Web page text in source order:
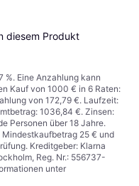
diesem Produkt
%. Eine Anzahlung kann
Kauf von 1000 € in 6 Raten:
von 172,79 €. Laufzeit:
1036,84 €. Zinsen:
Personen über 18 Jahre.
25 € und
Kreditgeber: Klarna
Reg. Nr.: 556737-
unter